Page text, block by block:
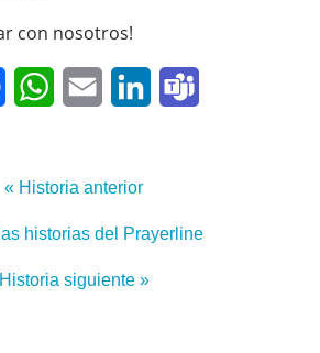
con nosotros!
FacebookWhatsApp
Email LinkedIn
« Historia anterior
historias del Prayerline
Historia siguiente »